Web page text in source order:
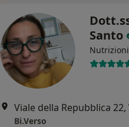
Santo
Viale della Repubblica
Bi.Verso